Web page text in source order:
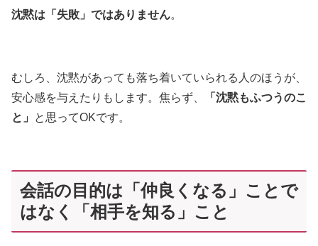
沈黙は「失敗」ではありません。
むしろ、沈黙があっても落ち着いていられる人のほうが、
安心感を与えたりもします。焦らず、
「沈黙もふつうのこ
と」
と思ってOKです。
会話の目的は「仲良くなる」ことで
はなく「相手を知る」こと